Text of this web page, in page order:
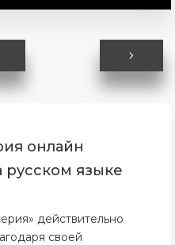
онлайн
русском языке
действительно
своей